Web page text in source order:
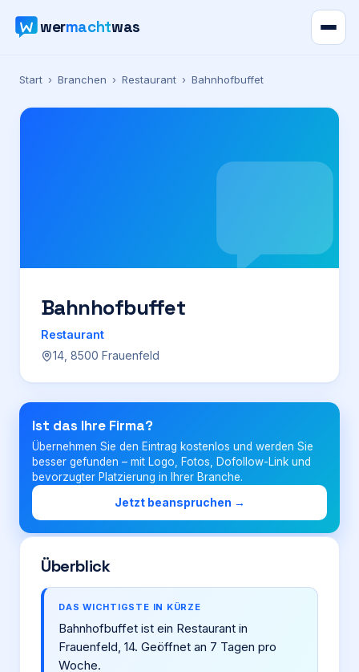
wermachtwas
Verzeichnis
Karte
Preise
Für Firmen
Login
Firma eintragen
Start › Branchen › Restaurant › Bahnhofbuffet
Bahnhofbuffet
Restaurant
14, 8500 Frauenfeld
Ist das Ihre Firma?
Übernehmen Sie den Eintrag kostenlos und werden Sie
besser gefunden – mit Logo, Fotos, Dofollow-Link und
bevorzugter Platzierung in Ihrer Branche.
Jetzt beanspruchen →
Überblick
DAS WICHTIGSTE IN KÜRZE
Bahnhofbuffet ist ein Restaurant in
Frauenfeld, 14. Geöffnet an 7 Tagen pro
Woche.